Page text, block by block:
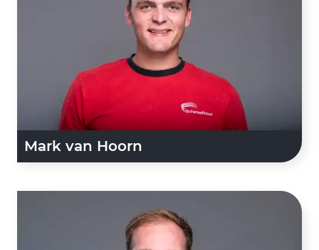
Mark van Hoorn